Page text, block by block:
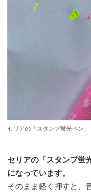
セリアの「スタンプ蛍光ペン」
セリアの「スタンプ蛍
になっています。
そのまま軽く押すと、